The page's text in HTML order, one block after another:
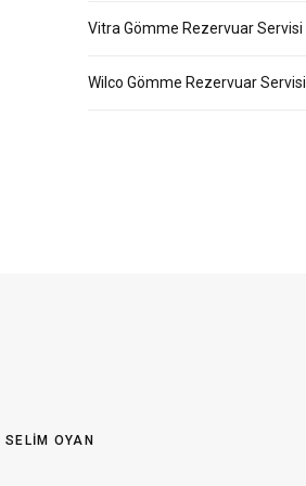
Vitra Gömme Rezervuar Servisi
Wilco Gömme Rezervuar Servisi
SELIM OYAN